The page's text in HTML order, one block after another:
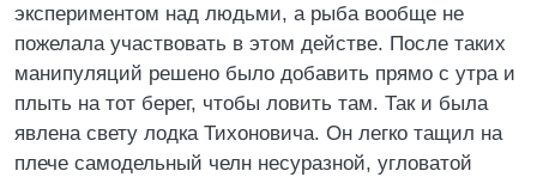
экспериментом над людьми, а рыба вообще не
пожелала участвовать в этом действе. После таких
манипуляций решено было добавить прямо с утра и
плыть на тот берег, чтобы ловить там. Так и была
явлена свету лодка Тихоновича. Он легко тащил на
плече самодельный челн несуразной, угловатой